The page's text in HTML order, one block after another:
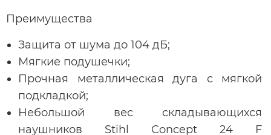
Преимущества
Защита от шума до 104 дБ;
Мягкие подушечки;
Прочная металлическая дуга с мягкой
подкладкой;
Небольшой вес складывающихся
наушников Stihl Concept 24 F